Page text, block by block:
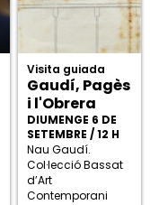
Visita guiada
Gaudí, Pagès
i l'Obrera
DIUMENGE 6 DE
SETEMBRE / 12 H
Nau Gaudí.
Col·lecció Bassat
d’Art
Contemporani